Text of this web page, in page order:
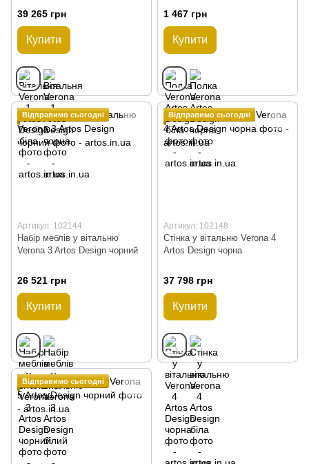
39 265 грн
Купити
1 467 грн
Купити
Відправимо сьогодні
Артикул: 102144
Набір меблів у вітальню
Verona 3 Artos Design чорний
26 521 грн
Купити
Відправимо сьогодні
Артикул: 102148
Стінка у вітальню Verona 4
Artos Design чорна
37 798 грн
Купити
Відправимо сьогодні